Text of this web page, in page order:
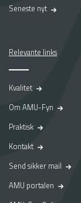
Seneste nyt
Relevante links
Kvalitet
Om AMU-Fyn
Praktisk
Kontakt
Send sikker mail
AMU portalen